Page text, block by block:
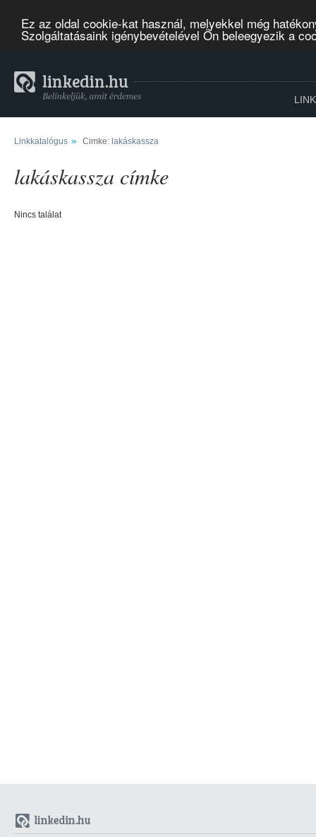
Ez az oldal cookie-kat használ, melyekkel még
Szolgáltatásaink igénybevételével Ön beleegyezik a
Linkkatalógus » Cimke: lakáskassza
lakáskassza címke
Nincs találat